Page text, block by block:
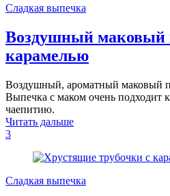
Сладкая выпечка
Воздушный маковый
карамелью
Воздушный, ароматный маковый
Выпечка с маком очень
чаепитию.
Читать дальше
3
Сладкая выпечка